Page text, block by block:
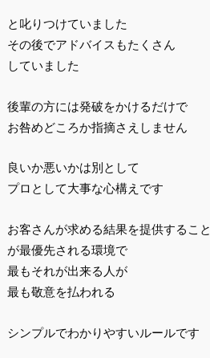
と叱りつけていました
その後でアドバイスもたくさん
していました
後輩の方には発破をかけるだけで
お咎めどころか指摘さえしません
良いか悪いかは別として
プロとして大事な心構えです
お客さんが求める結果を提供すること
が最優先される環境で
最もそれが出来る人が
最も敬意を払われる
シンプルでわかりやすいルールです